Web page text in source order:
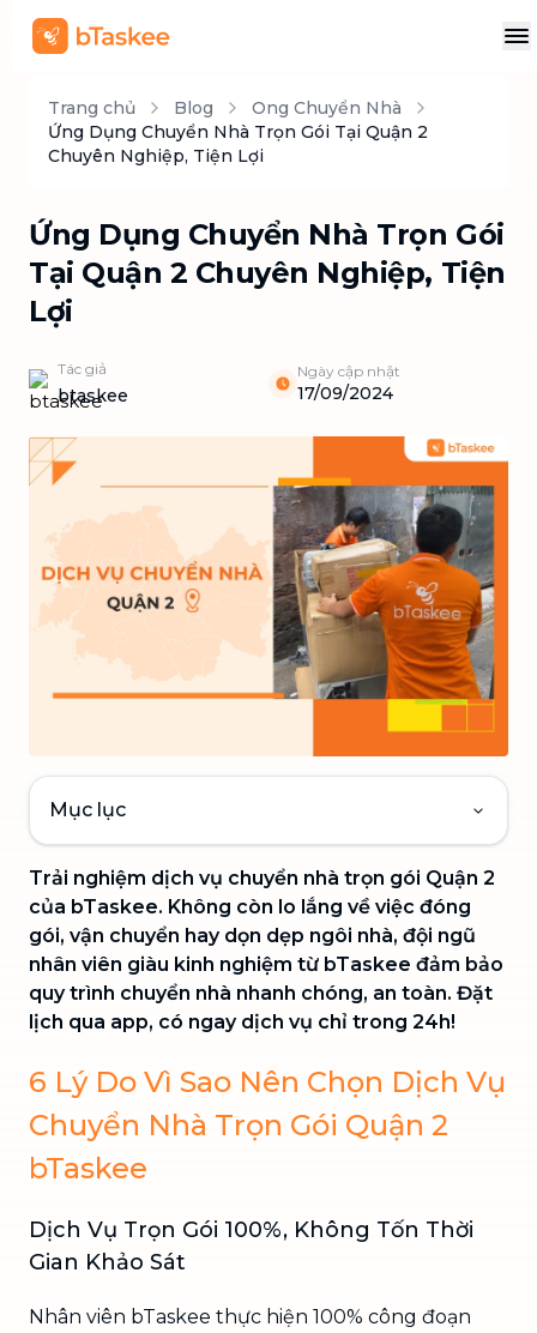
Trang chủ Blog
Ong Chuyển Nhà
Ứng Dụng Chuyển Nhà Trọn Gói Tại Quận 2
Chuyên Nghiệp, Tiện Lợi
Ứng Dụng Chuyển Nhà Trọn Gói
Tại Quận 2 Chuyên Nghiệp, Tiện
Lợi
Tác giả
btaskee
Ngày cập nhật
17/09/2024
Mục lục
Trải nghiệm dịch vụ chuyển nhà trọn gói Quận 2
của bTaskee. Không còn lo lắng về việc đóng
gói, vận chuyển hay dọn dẹp ngôi nhà, đội ngũ
nhân viên giàu kinh nghiệm từ bTaskee đảm bảo
quy trình chuyển nhà nhanh chóng, an toàn. Đặt
lịch qua app, có ngay dịch vụ chỉ trong 24h!
6 Lý Do Vì Sao Nên Chọn Dịch Vụ
Chuyển Nhà Trọn Gói Quận 2
bTaskee
Dịch Vụ Trọn Gói 100%, Không Tốn Thời
Gian Khảo Sát
Nhân viên bTaskee thực hiện 100% công đoạn